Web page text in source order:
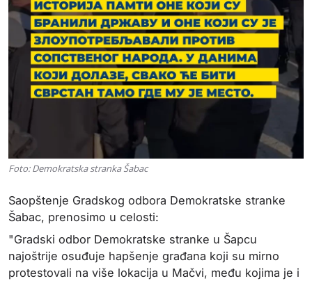
Foto: Demokratska stranka Šabac
Saopštenje Gradskog odbora Demokratske stranke
Šabac, prenosimo u celosti:
"Gradski odbor Demokratske stranke u Šapcu
najoštrije osuđuje hapšenje građana koji su mirno
protestovali na više lokacija u Mačvi, među kojima je i